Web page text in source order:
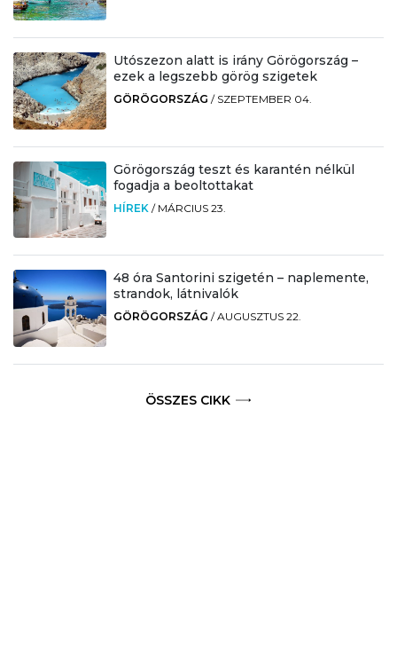
Utószezon alatt is irány Görögország –
ezek a legszebb görög szigetek
GÖRÖGORSZÁG / SZEPTEMBER 04.
Görögország teszt és karantén nélkül
fogadja a beoltottakat
HÍREK / MÁRCIUS 23.
48 óra Santorini szigetén – naplemente,
strandok, látnivalók
GÖRÖGORSZÁG /AUGUSZTUS 22.
ÖSSZES CIKK